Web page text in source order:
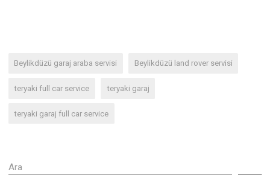
Beylikdüzü garaj araba servisi Beylikdüzü land rover servisi
teryaki full car service teryaki garaj
teryaki garaj full car service
Ara